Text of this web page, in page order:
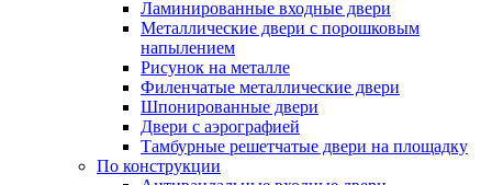
Ламинированные входные двери
Металлические двери с порошковым
напылением
Рисунок на металле
Филенчатые металлические двери
Шпонированные двери
Двери с аэрографией
Тамбурные решетчатые двери на площадку
По конструкции